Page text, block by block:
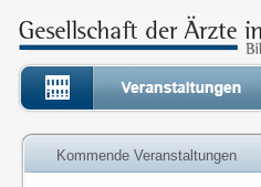
Kommende Veranstaltungen